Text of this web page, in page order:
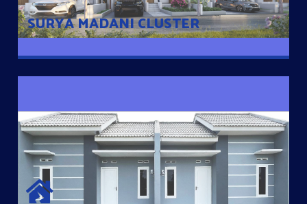
SURYA MADANI CLUSTER
SURYA MADANI DUA
Satu-satunya Hunian nyaman dengan harga subsidi hanya 100
jutaan dengan lokasi strategis di Tuban